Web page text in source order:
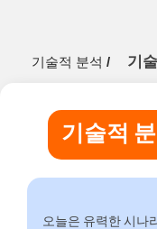
기술적 분석 / 기
기술적
오늘은 유력한 시나